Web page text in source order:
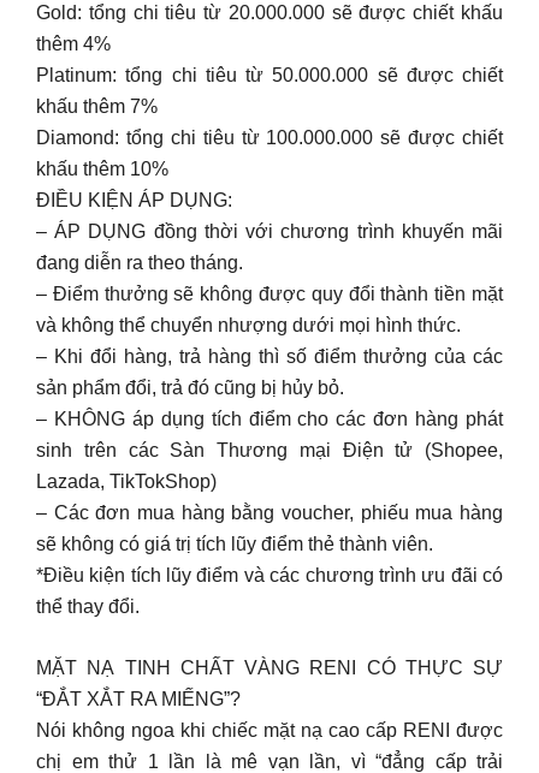
Gold: tổng chi tiêu từ 20.000.000 sẽ được chiết khấu
thêm 4%
Platinum: tổng chi tiêu từ 50.000.000 sẽ được chiết
khấu thêm 7%
Diamond: tổng chi tiêu từ 100.000.000 sẽ được chiết
khấu thêm 10%
ĐIỀU KIỆN ÁP DỤNG:
– ÁP DỤNG đồng thời với chương trình khuyến mãi
đang diễn ra theo tháng.
– Điểm thưởng sẽ không được quy đổi thành tiền mặt
và không thể chuyển nhượng dưới mọi hình thức.
– Khi đổi hàng, trả hàng thì số điểm thưởng của các
sản phẩm đổi, trả đó cũng bị hủy bỏ.
– KHÔNG áp dụng tích điểm cho các đơn hàng phát
sinh trên các Sàn Thương mại Điện tử (Shopee,
Lazada, TikTokShop)
– Các đơn mua hàng bằng voucher, phiếu mua hàng
sẽ không có giá trị tích lũy điểm thẻ thành viên.
*Điều kiện tích lũy điểm và các chương trình ưu đãi có
thể thay đổi.
MẶT NẠ TINH CHẤT VÀNG RENI CÓ THỰC SỰ
“ĐẮT XẮT RA MIẾNG”?
Nói không ngoa khi chiếc mặt nạ cao cấp RENI được
chị em thử 1 lần là mê vạn lần, vì “đẳng cấp trải